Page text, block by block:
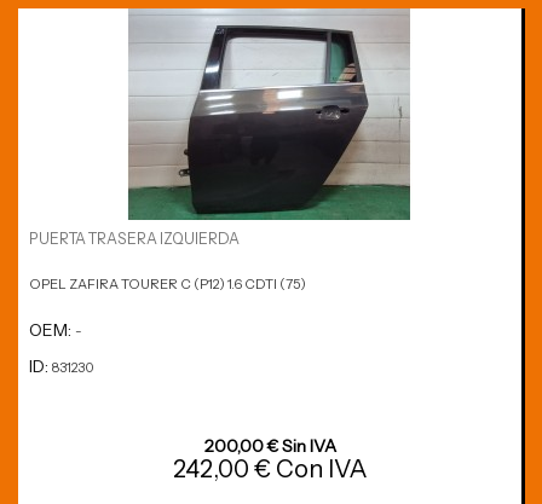
PUERTA TRASERA IZQUIERDA
OPEL ZAFIRA TOURER C (P12) 1.6 CDTI (75)
OEM: -
ID: 831230
200,00 € Sin IVA
242,00 € Con IVA